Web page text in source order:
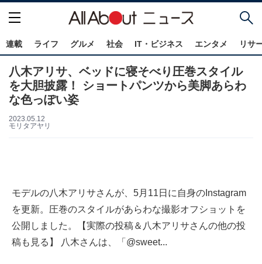
連載 ライフ グルメ 社会 IT・ビジネス エンタメ リサ
八木アリサ、ベッドに寝そべり圧巻スタイル
を大胆披露！ ショートパンツから美脚あらわ
な色っぽい姿
2023.05.12
モリタアヤリ
モデルの八木アリサさんが、5月11日に自身のInstagram
を更新。圧巻のスタイルがあらわな撮影オフショットを
公開しました。【実際の投稿＆八木アリサさんの他の投
稿も見る】 八木さんは、「@sweet...